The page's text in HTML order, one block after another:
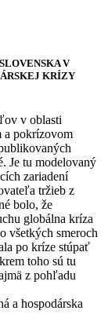
V
KRÍZY
v oblasti
a pokrízovom
Je tu modelovaný
zariadení
tržieb z
bolo, že
globálna kríza
všetkých smeroch
po kríze stúpať
toho sú tu
z pohľadu
a hospodárska